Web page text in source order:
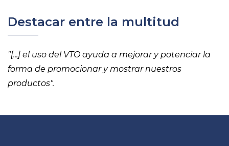
Destacar entre la multitud
"[...] el uso del VTO ayuda a mejorar y potenciar la
forma de promocionar y mostrar nuestros
productos".